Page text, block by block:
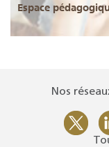
Espace
Nos